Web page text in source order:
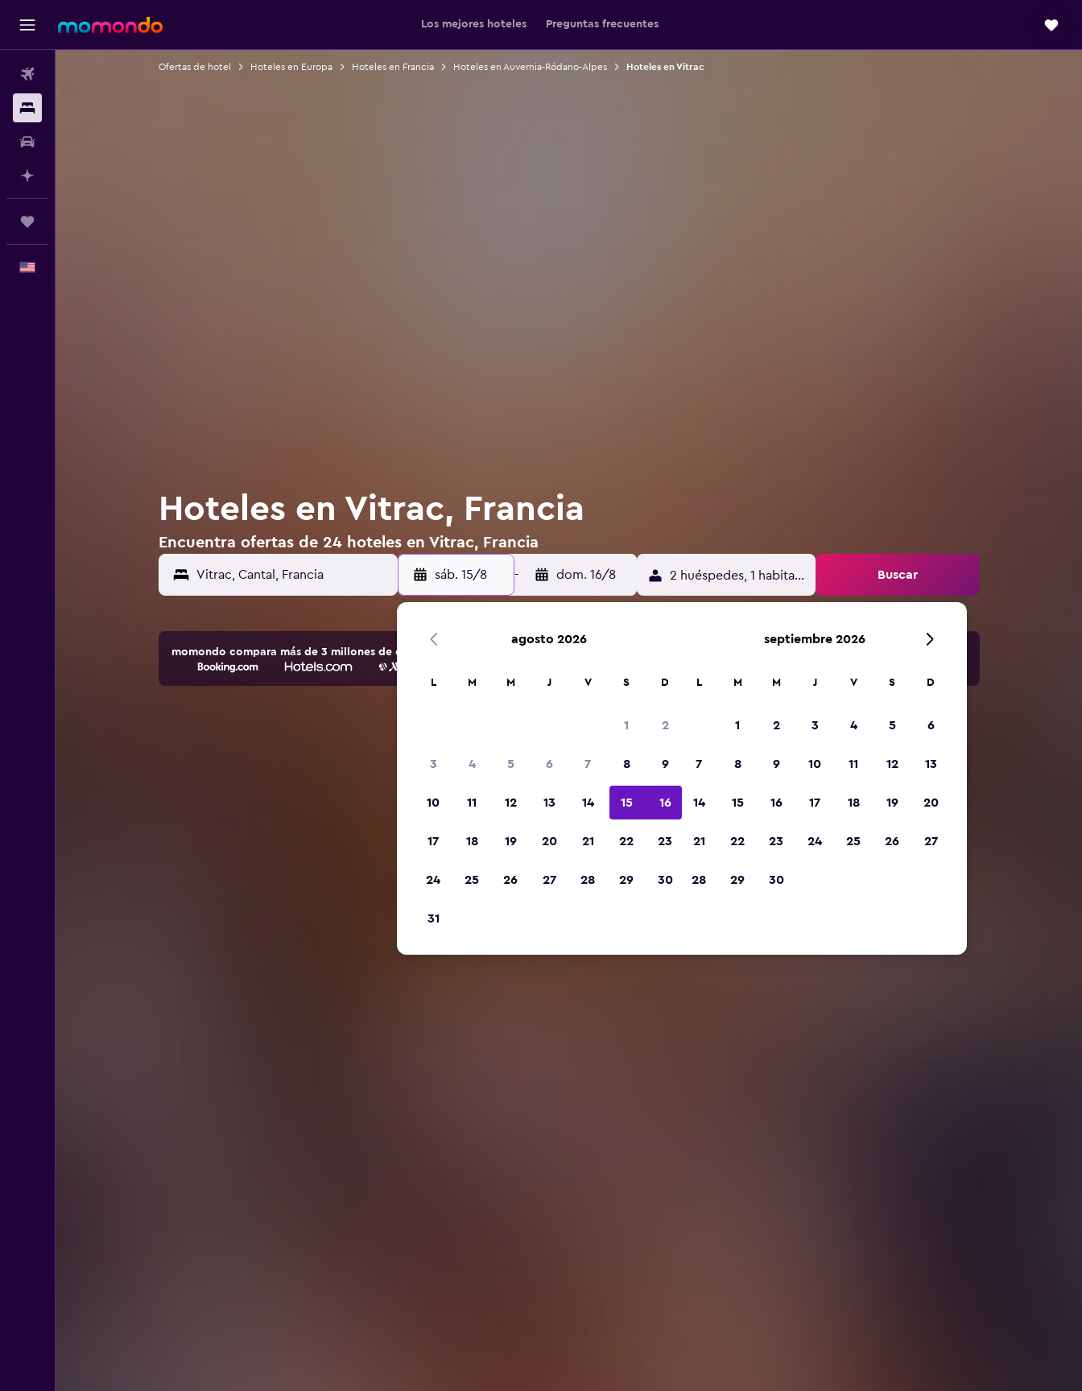
Los mejores hoteles Preguntas frecuentes
Ofertas de hotel Hoteles en Europa Hoteles en Francia Hoteles en Auvernia-Ródano-Alpes Hoteles en Vitrac
Hoteles en Vitrac, Francia
Encuentra ofertas de 24 hoteles en Vitrac, Francia
sáb. 15/8 - dom. 16/8 2 huéspedes, 1 habitación Buscar
momondo compara más de 3 millones de opciones de hoteles y alojamientos.
agosto 2026
L M M J V S D
1 2
3 4 5 6 7 8 9
10 11 12 13 14 15 16
17 18 19 20 21 22 23
24 25 26 27 28 29 30
31
septiembre 2026
L M M J V S D
1 2 3 4 5 6
7 8 9 10 11 12 13
14 15 16 17 18 19 20
21 22 23 24 25 26 27
28 29 30